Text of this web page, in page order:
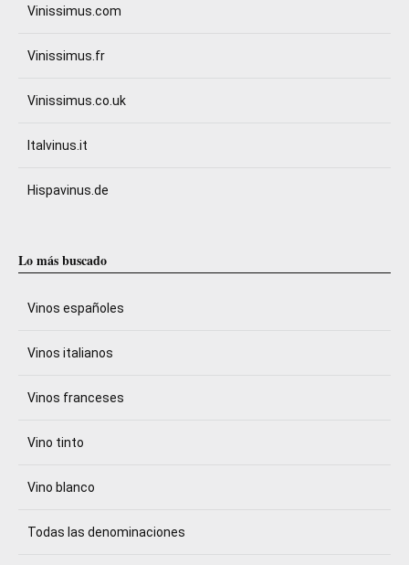
Vinissimus.com
Vinissimus.fr
Vinissimus.co.uk
Italvinus.it
Hispavinus.de
Lo más buscado
Vinos españoles
Vinos italianos
Vinos franceses
Vino tinto
Vino blanco
Todas las denominaciones